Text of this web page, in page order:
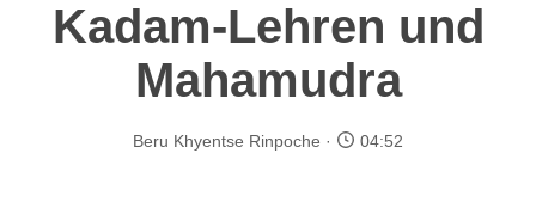
Kadam-Lehren und
Mahamudra
Beru Khyentse Rinpoche 04:52